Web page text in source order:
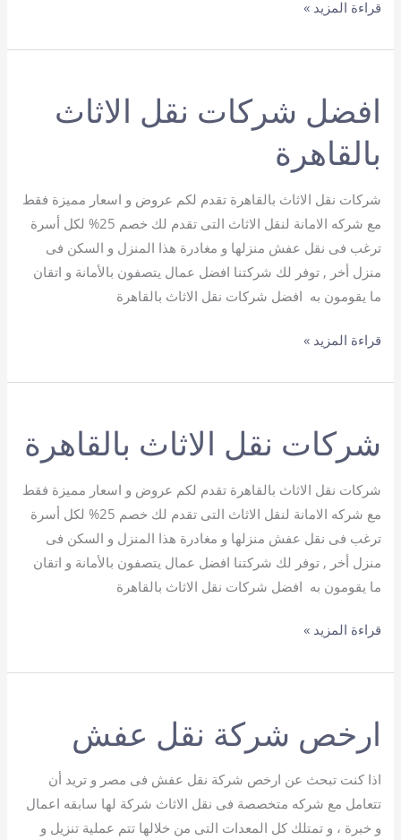
شركات
لنقل
في
القاهرة
قراءة المزيد »
افضل شركات نقل الاثاث
بالقاهرة
شركات نقل الاثاث بالقاهرة تقدم لكم عروض و اسعار مميزة فقط
مع شركه الامانة لنقل الاثاث التى تقدم لك خصم 25% لكل أسرة
ترغب فى نقل عفش منزلها و مغادرة هذا المنزل و السكن فى
منزل أخر , توفر لك شركتنا افضل عمال يتصفون بالأمانة و اتقان
ما يقومون به افضل شركات نقل الاثاث بالقاهرة
افضل
نقل
بالقاهرة
قراءة المزيد »
شركات نقل الاثاث بالقاهرة
شركات نقل الاثاث بالقاهرة تقدم لكم عروض و اسعار مميزة فقط
مع شركه الامانة لنقل الاثاث التى تقدم لك خصم 25% لكل أسرة
ترغب فى نقل عفش منزلها و مغادرة هذا المنزل و السكن فى
منزل أخر , توفر لك شركتنا افضل عمال يتصفون بالأمانة و اتقان
ما يقومون به افضل شركات نقل الاثاث بالقاهرة
شركات
الاثاث
قراءة المزيد »
ارخص شركة نقل عفش
اذا كنت تبحث عن ارخص شركة نقل عفش فى مصر و تريد أن
تتعامل مع شركه متخصصة فى نقل الاثاث شركة لها سابقه اعمال
و خبرة ، و تمتلك كل المعدات التى من خلالها تتم عملية تنزيل و